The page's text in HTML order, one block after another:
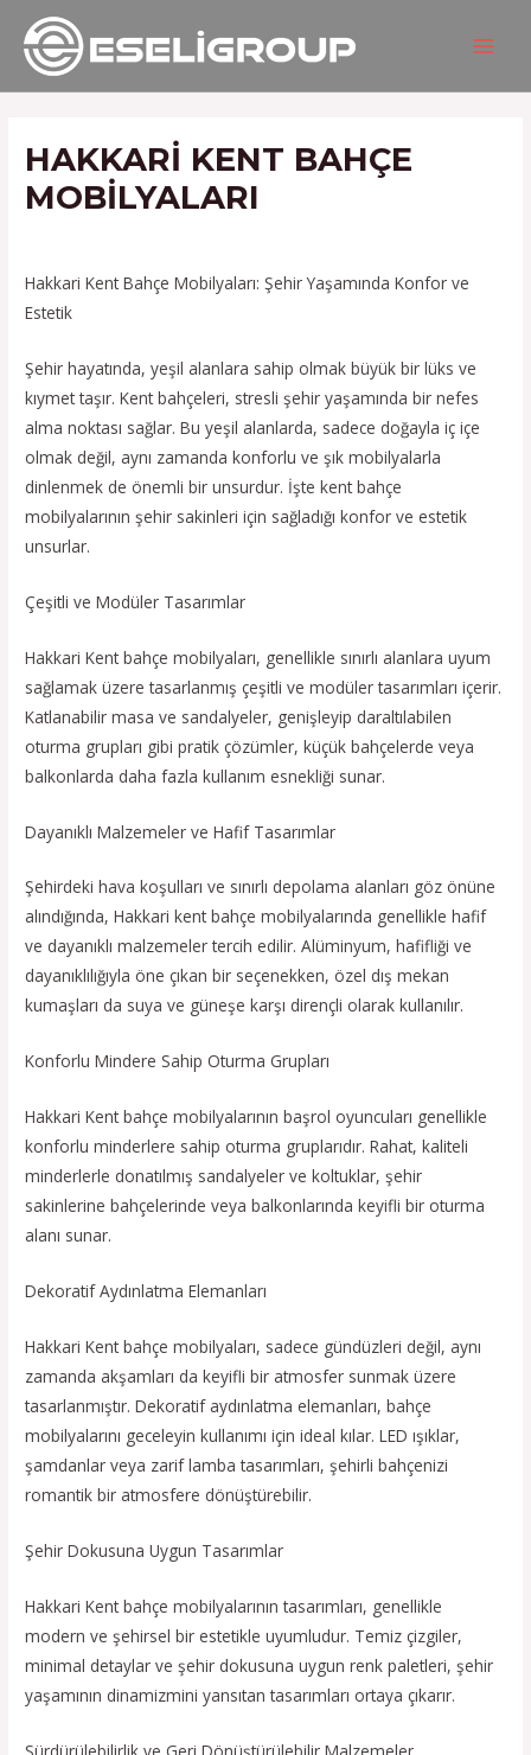
İçeriğe
atla
HAKKARI KENT BAHÇE
MOBILYALARI
Hakkari Kent Bahçe Mobilyaları: Şehir Yaşamında Konfor ve
Estetik
Şehir hayatında, yeşil alanlara sahip olmak büyük bir lüks ve
kıymet taşır. Kent bahçeleri, stresli şehir yaşamında bir nefes
alma noktası sağlar. Bu yeşil alanlarda, sadece doğayla iç içe
olmak değil, aynı zamanda konforlu ve şık mobilyalarla
dinlenmek de önemli bir unsurdur. İşte kent bahçe
mobilyalarının şehir sakinleri için sağladığı konfor ve estetik
unsurlar.
Çeşitli ve Modüler Tasarımlar
Hakkari Kent bahçe mobilyaları, genellikle sınırlı alanlara uyum
sağlamak üzere tasarlanmış çeşitli ve modüler tasarımları içerir.
Katlanabilir masa ve sandalyeler, genişleyip daraltılabilen
oturma grupları gibi pratik çözümler, küçük bahçelerde veya
balkonlarda daha fazla kullanım esnekliği sunar.
Dayanıklı Malzemeler ve Hafif Tasarımlar
Şehirdeki hava koşulları ve sınırlı depolama alanları göz önüne
alındığında, Hakkari kent bahçe mobilyalarında genellikle hafif
ve dayanıklı malzemeler tercih edilir. Alüminyum, hafifliği ve
dayanıklılığıyla öne çıkan bir seçenekken, özel dış mekan
kumaşları da suya ve güneşe karşı dirençli olarak kullanılır.
Konforlu Mindere Sahip Oturma Grupları
Hakkari Kent bahçe mobilyalarının başrol oyuncuları genellikle
konforlu minderlere sahip oturma gruplarıdır. Rahat, kaliteli
minderlerle donatılmış sandalyeler ve koltuklar, şehir
sakinlerine bahçelerinde veya balkonlarında keyifli bir oturma
alanı sunar.
Dekoratif Aydınlatma Elemanları
Hakkari Kent bahçe mobilyaları, sadece gündüzleri değil, aynı
zamanda akşamları da keyifli bir atmosfer sunmak üzere
tasarlanmıştır. Dekoratif aydınlatma elemanları, bahçe
mobilyalarını geceleyin kullanımı için ideal kılar. LED ışıklar,
şamdanlar veya zarif lamba tasarımları, şehirli bahçenizi
romantik bir atmosfere dönüştürebilir.
Şehir Dokusuna Uygun Tasarımlar
Hakkari Kent bahçe mobilyalarının tasarımları, genellikle
modern ve şehirsel bir estetikle uyumludur. Temiz çizgiler,
minimal detaylar ve şehir dokusuna uygun renk paletleri, şehir
yaşamının dinamizmini yansıtan tasarımları ortaya çıkarır.
Sürdürülebilirlik ve Geri Dönüştürülebilir Malzemeler
Yazı
gezinmesi